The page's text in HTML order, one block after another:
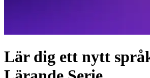
Lär dig ett nytt